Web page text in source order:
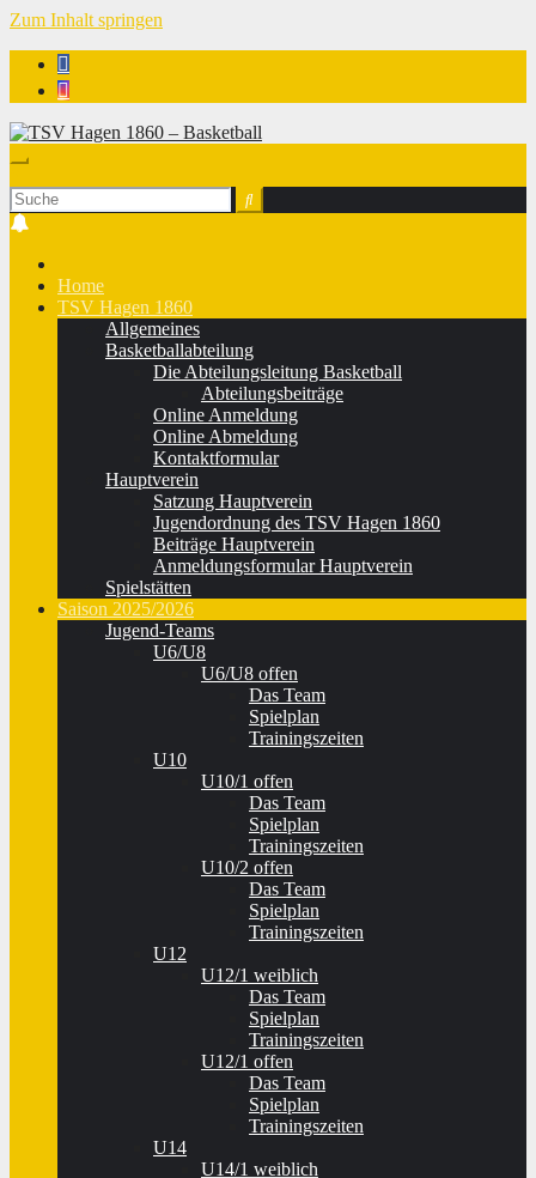
Zum Inhalt springen
Home
TSV Hagen 1860
Allgemeines
Basketballabteilung
Die Abteilungsleitung Basketball
Abteilungsbeiträge
Online Anmeldung
Online Abmeldung
Kontaktformular
Hauptverein
Satzung Hauptverein
Jugendordnung des TSV Hagen 1860
Beiträge Hauptverein
Anmeldungsformular Hauptverein
Spielstätten
Saison 2025/2026
Jugend-Teams
U6/U8
U6/U8 offen
Das Team
Spielplan
Trainingszeiten
U10
U10/1 offen
Das Team
Spielplan
Trainingszeiten
U10/2 offen
Das Team
Spielplan
Trainingszeiten
U12
U12/1 weiblich
Das Team
Spielplan
Trainingszeiten
U12/1 offen
Das Team
Spielplan
Trainingszeiten
U14
U14/1 weiblich